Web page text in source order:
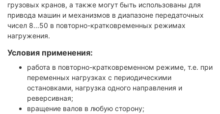
грузовых кранов, а также могут быть использованы для
привода машин и механизмов в диапазоне передаточных
чисел 8...50 в повторно-кратковременных режимах
нагружения.
Условия применения:
работа в повторно-кратковременном режиме, т.е. при
переменных нагрузках с периодическими
остановками, нагрузка одного направления и
реверсивная;
вращение валов в любую сторону;